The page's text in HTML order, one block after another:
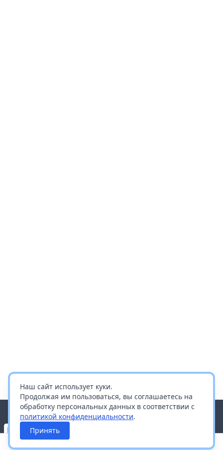
Наш сайт использует куки.
Продолжая им пользоваться, вы соглашаетесь на
обработку персональных данных в соответствии с
политикой конфиденциальности.
Принять